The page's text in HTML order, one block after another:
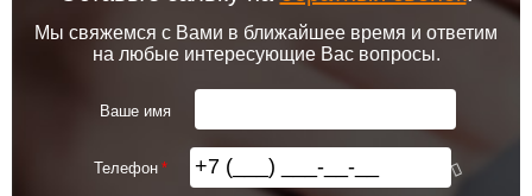
Мы свяжемся с Вами в ближайшее время и ответим
на любые интересующие Вас вопросы.
Ваше имя
Телефон